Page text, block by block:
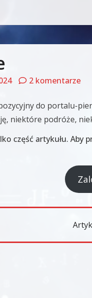
2 komentarze
do portalu-
niektóre podróże,
część artykułu. Aby